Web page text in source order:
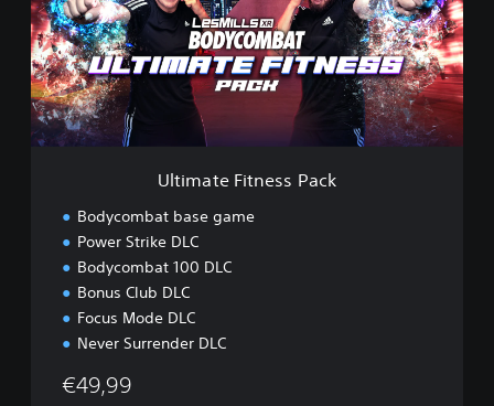
a
t
e
F
i
t
n
Ultimate Fitness Pack
Bodycombat base game
Power Strike DLC
Bodycombat 100 DLC
Bonus Club DLC
Focus Mode DLC
Never Surrender DLC
€49,99